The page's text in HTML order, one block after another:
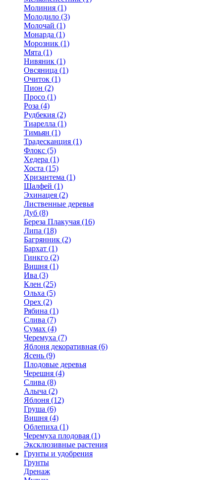
Молиния (1)
Молодило (3)
Молочай (1)
Монарда (1)
Морозник (1)
Мята (1)
Нивяник (1)
Овсяница (1)
Очиток (1)
Пион (2)
Просо (1)
Роза (4)
Рудбекия (2)
Тиарелла (1)
Тимьян (1)
Традесканция (1)
Флокс (5)
Хедера (1)
Хоста (15)
Хризантема (1)
Шалфей (1)
Эхинацея (2)
Лиственные деревья
Дуб (8)
Береза Плакучая (16)
Липа (18)
Багрянник (2)
Бархат (1)
Гинкго (2)
Вишня (1)
Ива (3)
Клен (25)
Ольха (5)
Орех (2)
Рябина (1)
Слива (7)
Сумах (4)
Черемуха (7)
Яблоня декоративная (6)
Ясень (9)
Плодовые деревья
Черешня (4)
Слива (8)
Алыча (2)
Яблоня (12)
Груша (6)
Вишня (4)
Облепиха (1)
Черемуха плодовая (1)
Эксклюзивные растения
Грунты и удобрения
Грунты
Дренаж